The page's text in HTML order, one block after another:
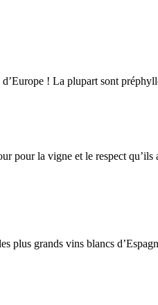
! La plupart sont
pour la vigne et le respect
plus grands vins blancs